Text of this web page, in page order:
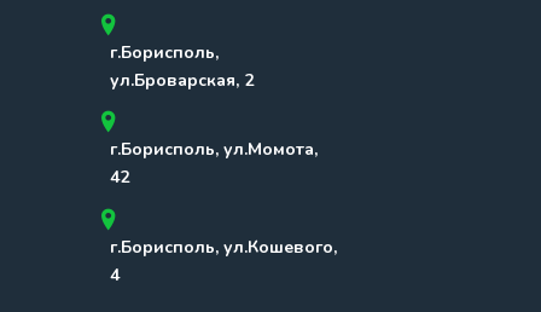
г.Борисполь,
ул.Броварская, 2
г.Борисполь, ул.Момота,
42
г.Борисполь, ул.Кошевого,
4